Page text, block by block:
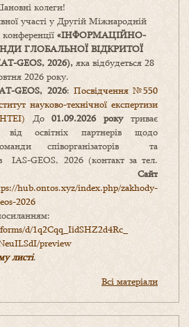
колеги!
участі у Другій Міжнародній
«ІНФОРМАЦІЙНО-
ГЛОБАЛЬНОЇ ВІДКРИТОЇ
GEOS, 2026),яка відбудеться 28
2026 року.
GEOS, 2026: Посвідчення №550
науково-технічної експертизи
До01.09.2026 рокутриває
освітніх партнерів щодо
співорганізаторів та
IAS-GEOS, 2026 (контакт за тел.
Сайт
hub.ontos.xyz/index.php/zakhody-
2026
d/1q2Cqq_IidSHZ2d4Rc_
preview
листі.
Всі матеріали